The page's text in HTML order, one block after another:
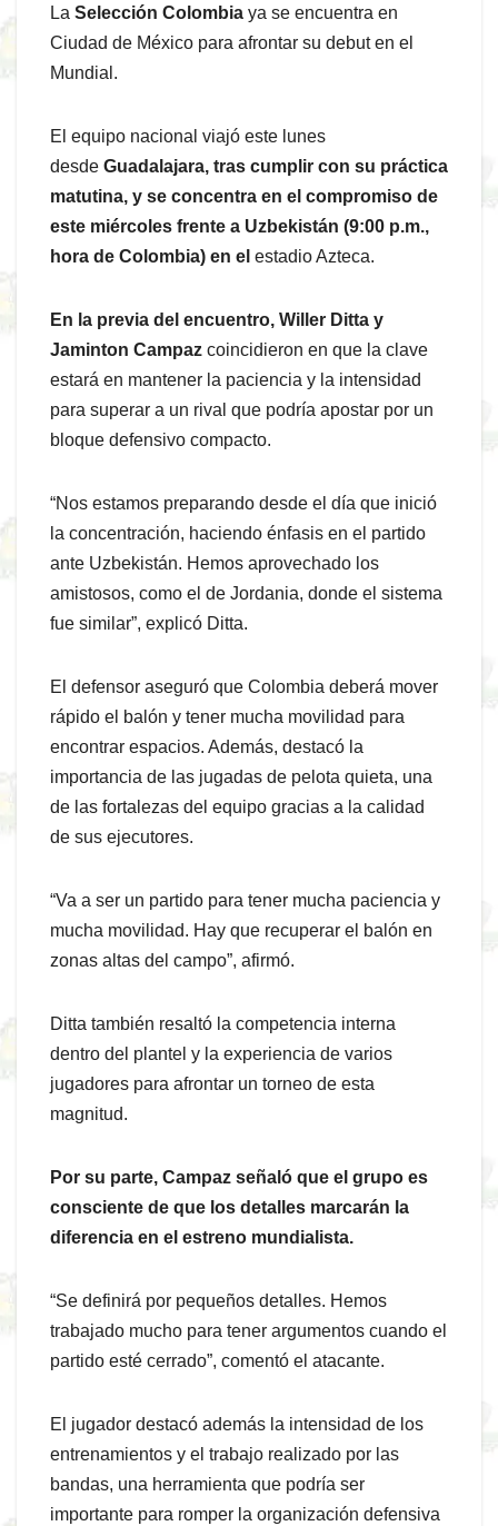
La Selección Colombia ya se encuentra en
Ciudad de México para afrontar su debut en el
Mundial.
El equipo nacional viajó este lunes
desde Guadalajara, tras cumplir con su práctica
matutina, y se concentra en el compromiso de
este miércoles frente a Uzbekistán (9:00 p.m.,
hora de Colombia) en el estadio Azteca.
En la previa del encuentro, Willer Ditta y
Jaminton Campaz coincidieron en que la clave
estará en mantener la paciencia y la intensidad
para superar a un rival que podría apostar por un
bloque defensivo compacto.
“Nos estamos preparando desde el día que inició
la concentración, haciendo énfasis en el partido
ante Uzbekistán. Hemos aprovechado los
amistosos, como el de Jordania, donde el sistema
fue similar”, explicó Ditta.
El defensor aseguró que Colombia deberá mover
rápido el balón y tener mucha movilidad para
encontrar espacios. Además, destacó la
importancia de las jugadas de pelota quieta, una
de las fortalezas del equipo gracias a la calidad
de sus ejecutores.
“Va a ser un partido para tener mucha paciencia y
mucha movilidad. Hay que recuperar el balón en
zonas altas del campo”, afirmó.
Ditta también resaltó la competencia interna
dentro del plantel y la experiencia de varios
jugadores para afrontar un torneo de esta
magnitud.
Por su parte, Campaz señaló que el grupo es
consciente de que los detalles marcarán la
diferencia en el estreno mundialista.
“Se definirá por pequeños detalles. Hemos
trabajado mucho para tener argumentos cuando el
partido esté cerrado”, comentó el atacante.
El jugador destacó además la intensidad de los
entrenamientos y el trabajo realizado por las
bandas, una herramienta que podría ser
importante para romper la organización defensiva